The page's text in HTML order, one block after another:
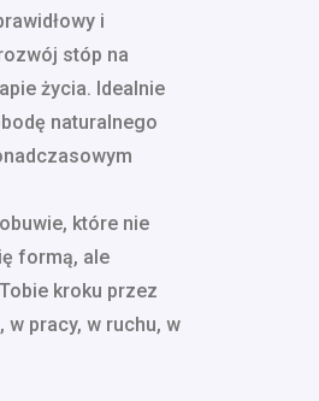
i
stóp na
życia. Idealnie
naturalnego
które nie
formą, ale
kroku przez
w pracy, w ruchu, w